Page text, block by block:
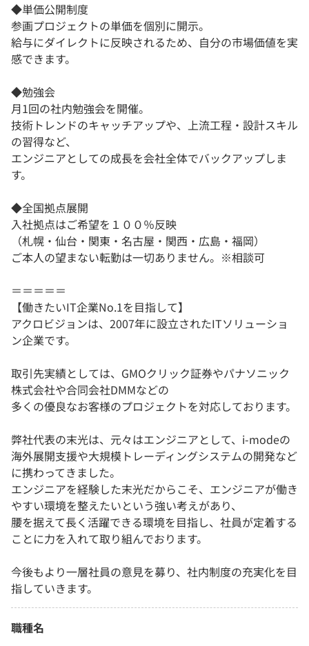
◆単価公開制度
参画プロジェクトの単価を個別に開示。
給与にダイレクトに反映されるため、自分の市場価値を実
感できます。
◆勉強会
月1回の社内勉強会を開催。
技術トレンドのキャッチアップや、上流工程・設計スキル
の習得など、
エンジニアとしての成長を会社全体でバックアップしま
す。
◆全国拠点展開
入社拠点はご希望を１００％反映
（札幌・仙台・関東・名古屋・関西・広島・福岡）
ご本人の望まない転勤は一切ありません。※相談可
＝＝＝＝＝
【働きたいIT企業No.1を目指して】
アクロビジョンは、2007年に設立されたITソリューショ
ン企業です。
取引先実績としては、GMOクリック証券やパナソニック
株式会社や合同会社DMMなどの
多くの優良なお客様のプロジェクトを対応しております。
弊社代表の末光は、元々はエンジニアとして、i-modeの
海外展開支援や大規模トレーディングシステムの開発など
に携わってきました。
エンジニアを経験した末光だからこそ、エンジニアが働き
やすい環境を整えたいという強い考えがあり、
腰を据えて長く活躍できる環境を目指し、社員が定着する
ことに力を入れて取り組んでおります。
今後もより一層社員の意見を募り、社内制度の充実化を目
指していきます。
職種名